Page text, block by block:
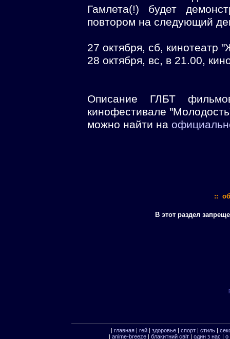
Гамлета(!) будет
повтором на следующий
27 октября, сб, кинотеатр
28 октября, вс, в 21.00,
Описание ГЛБТ
кинофестивале
можно найти на
::
В этот раздел
| главная| гей| здоровье| спорт| стиль|
| anime-breeze| блакитний свiт| один з нас | о